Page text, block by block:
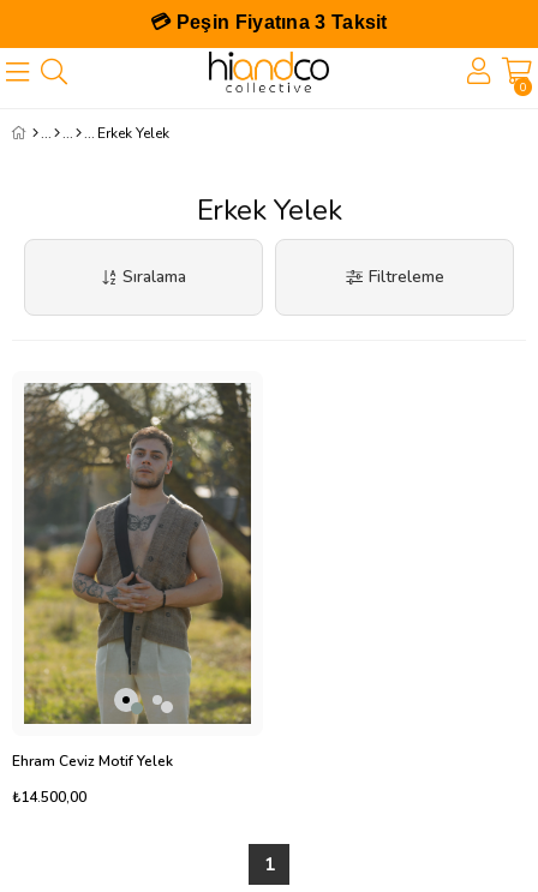
💳 Peşin Fiyatına 3 Taksit
0
Erkek Yelek
Erkek Yelek
Filtreleme
Sıralama
Ehram Ceviz Motif Yelek
₺14.500,00
1